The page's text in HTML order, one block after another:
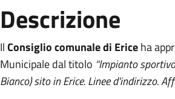
Descrizione
IlConsiglio comunale di Ericeha
Municipale dal titolo “Impianto
Bianco) sito in Erice. Linee d'indirizzo.